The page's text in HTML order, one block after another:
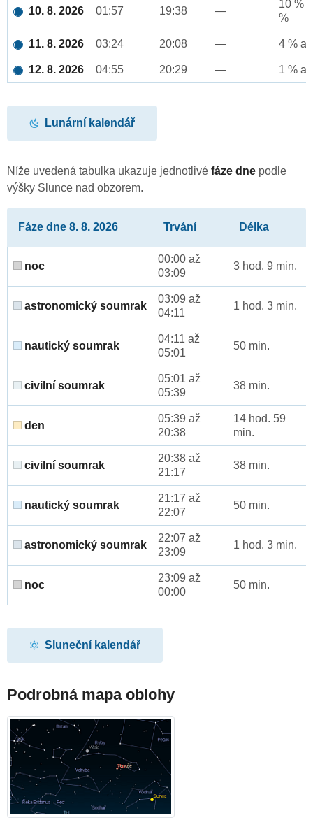
10. 8. 2026 01:57 19:38 —
10 %
%
11. 8. 2026 03:24 20:08 — 4 %
12. 8. 2026 04:55 20:29 — 1 %
Lunární kalendář
Níže uvedená tabulka ukazuje jednotlivé fáze dne podle
výšky Slunce nad obzorem.
Fáze dne 8. 8. 2026 Trvání Délka
noc
00:00 až
03:09
3 hod. 9 min.
astronomický soumrak
03:09 až
04:11
1 hod. 3 min.
nautický soumrak
04:11 až
05:01
50 min.
civilní soumrak
05:01 až
05:39
38 min.
den
05:39 až
20:38
14 hod. 59
min.
civilní soumrak
20:38 až
21:17
38 min.
nautický soumrak
21:17 až
22:07
50 min.
astronomický soumrak
22:07 až
23:09
1 hod. 3 min.
noc
23:09 až
00:00
50 min.
Sluneční kalendář
Podrobná mapa oblohy